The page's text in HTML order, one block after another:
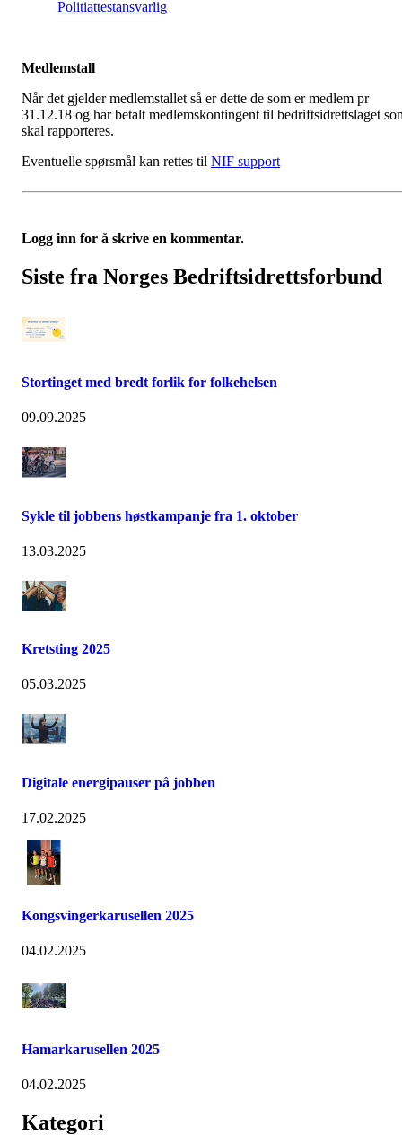
Politiattestansvarlig
Medlemstall
Når det gjelder medlemstallet så er dette de som er medlem pr
31.12.18 og har betalt medlemskontingent til bedriftsidrettslaget
skal rapporteres.
Eventuelle spørsmål kan rettes til NIF support
Logg inn for å skrive en kommentar.
Siste fra Norges Bedriftsidrettsforbund
Stortinget med bredt forlik for folkehelsen
09.09.2025
Sykle til jobbens høstkampanje fra 1. oktober
13.03.2025
Kretsting 2025
05.03.2025
Digitale energipauser på jobben
17.02.2025
Kongsvingerkarusellen 2025
04.02.2025
Hamarkarusellen 2025
04.02.2025
Kategori